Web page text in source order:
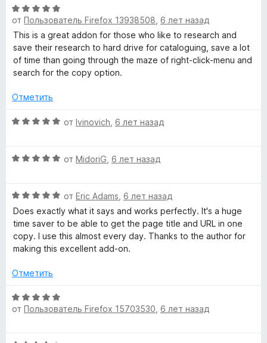
О
ц
е
н
е
н
н
5
5
от Пользователь Firefox 13938508 6 лет назад
This is a great addon for those who like to research and
save their research to hard drive for cataloguing, save a lot
of time than going through the maze of right-click-menu and
search for the copy option.
Отметить
О
н
о
н
а
5
и
5
от Ivinovich 6 лет назад
О
н
е
н
о
н
5
з
5
от MidoriG 6 лет назад
О
ц
е
н
е
о
а
5
от Eric Adams 6 лет назад
Does exactly what it says and works perfectly. It's a huge
time saver to be able to get the page title and URL in one
copy. I use this almost every day. Thanks to the author for
making this excellent add-on.
Отметить
О
ц
от Пользователь Firefox 15703530 6 лет назад